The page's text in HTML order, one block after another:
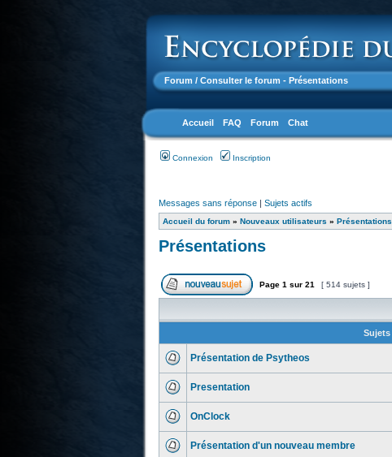
Forum / Consulter le forum - Présentations
Accueil FAQ Forum Chat
Connexion Inscription
Messages sans réponse| Sujets actifs
Accueil du forum» Nouveaux utilisateurs » Présentations
Présentations
Page 1 sur 21 [ 514 sujets ]
Sujets
Présentation de Psytheos
Presentation
OnClock
Présentation d'un nouveau membre